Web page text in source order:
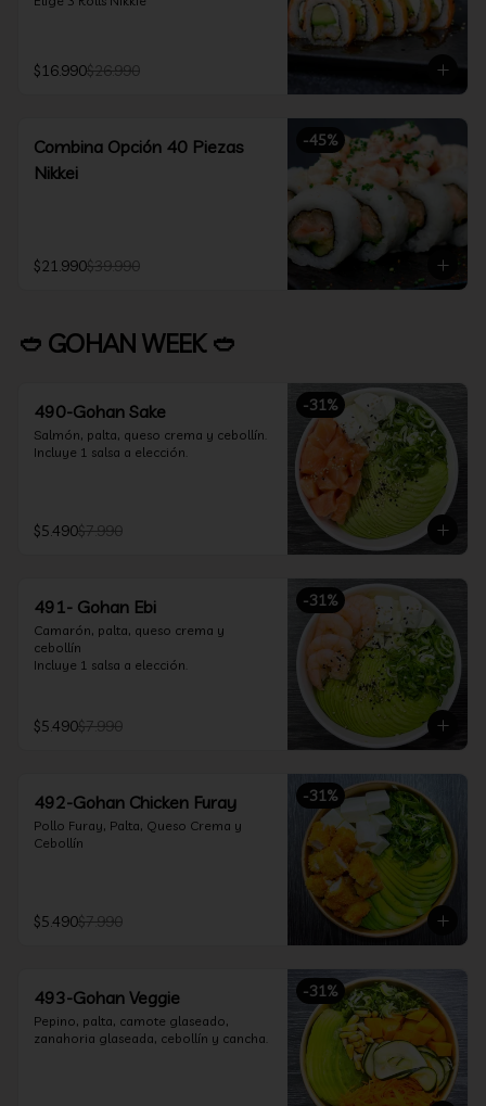
$16.990$26.990
-45%
Combina Opción 40 Piezas
Nikkei
$21.990$39.990
🥙 GOHAN WEEK 🥙
-31%
490-Gohan Sake
Salmón, palta, queso crema y cebollín.
Incluye 1 salsa a elección.
$5.490$7.990
-31%
491- Gohan Ebi
Camarón, palta, queso crema y
cebollín
Incluye 1 salsa a elección.
$5.490$7.990
-31%
492-Gohan Chicken Furay
Pollo Furay, Palta, Queso Crema y
Cebollín
$5.490$7.990
-31%
493-Gohan Veggie
Pepino, palta, camote glaseado,
zanahoria glaseada, cebollín y cancha.